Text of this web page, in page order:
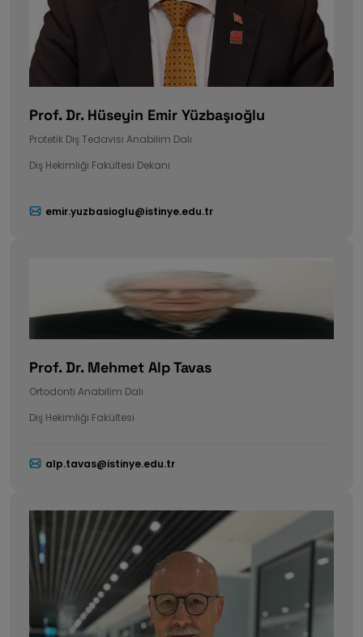
Prof. Dr. Hüseyin Emir Yüzbaşıoğlu
Protetik Diş Tedavisi Anabilim Dalı
Diş Hekimliği Fakültesi Dekanı
emir.yuzbasioglu@istinye.edu.tr
Prof. Dr. Mehmet Alp Tavas
Ortodonti Anabilim Dalı
Diş Hekimliği Fakültesi
alp.tavas@istinye.edu.tr